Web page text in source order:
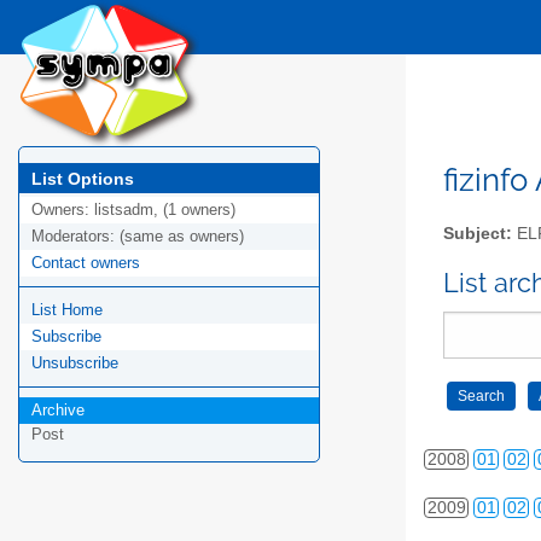
List Options
Owners: listsadm, (1 owners)
Moderators: (same as owners)
Contact owners
List Home
Subscribe
Unsubscribe
Archive
Post
fizinfo
Subject:
List
2002 01 02
2005 01 02
2006 01 02
2007 01 02
2008 01 02
2009 01 02